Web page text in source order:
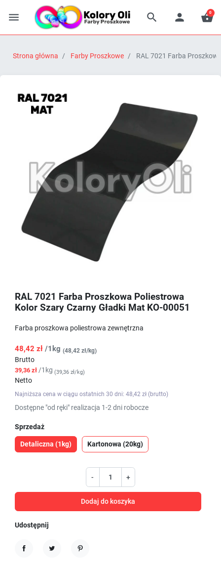
   
0
Strona główna Farby Proszkowe RAL 7021 Farba
RAL 7021 Farba Proszkowa Poliestrowa
Kolor Szary Czarny Gładki Mat KO-00051
Farba proszkowa poliestrowa zewnętrzna
48,42 zł /1kg (48,42 zł/kg)
Brutto
39,36 zł /1kg (39,36 zł/kg)
Netto
Najniższa cena w ciągu ostatnich 30 dni: 48,42 zł (brutto)
Dostępne "od ręki" realizacja 1-2 dni robocze
Sprzedaż
Detaliczna (1kg) Kartonowa (20kg)
- +
Dodaj do koszyka
Udostępnij